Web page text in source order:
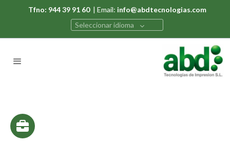
Tfno: 944 39 91 60| Email: info@abdtecnologias.com
Seleccionar idioma